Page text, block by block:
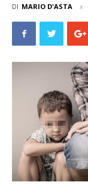
DI MARIO D'ASTA